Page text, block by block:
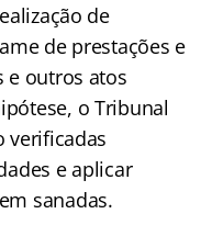
de
de prestações e
e outros atos
o Tribunal
verificadas
e aplicar
sanadas.